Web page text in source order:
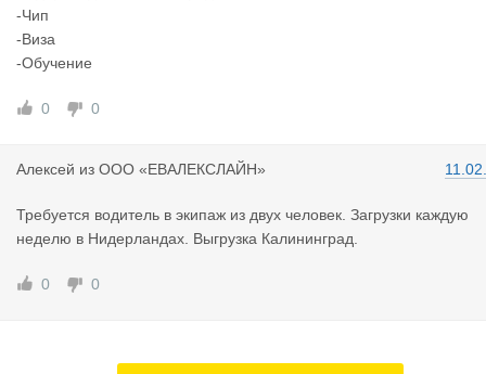
-Чип
-Виза
-Обучение
0 0
Алексей из ООО «ЕВАЛЕКСЛАЙН»
Требуется водитель в экипаж из двух человек. Загрузки каждую
неделю в Нидерландах. Выгрузка Калининград.
0 0